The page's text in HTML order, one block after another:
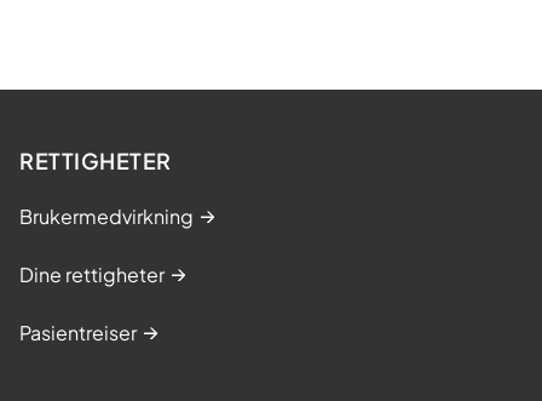
RETTIGHETER
Brukermedvirkning
Dine rettigheter
Pasientreiser